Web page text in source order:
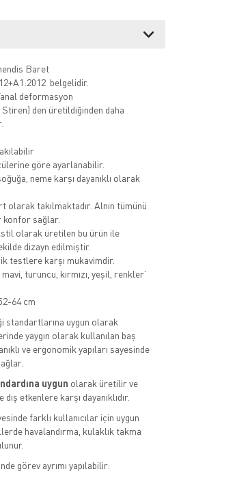
Baret
belgelidir.
deformasyon
den üretildiğinden daha
göre ayarlanabilir.
neme karşı dayanıklı olarak
olarak takılmaktadır. Alnın tümünü
konfor sağlar.
olarak üretilen bu ürün ile
dizayn edilmiştir.
testlere karşı mukavimdir.
turuncu, kırmızı, yeşil, renkler’
64 cm
standartlarına uygun olarak
yaygın olarak kullanılan baş
ve ergonomik yapıları sayesinde
uygun olarak üretilir ve
etkenlere karşı dayanıklıdır.
farklı kullanıcılar için uygun
havalandırma, kulaklık takma
görev ayrımı yapılabilir: